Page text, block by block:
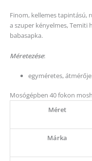
Finom, kellemes tapintású,
a szuper kényelmes,
babasapka.
Méretezése:
egyméretes,
Mosógépben 40 fokon
Méret
Márka